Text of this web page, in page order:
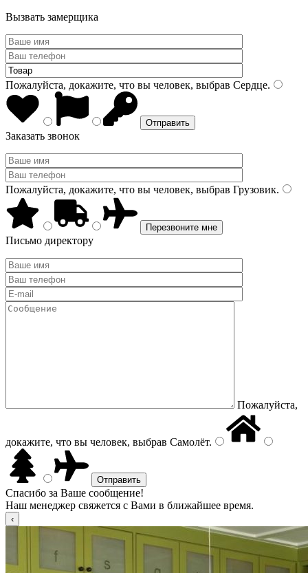
Вызвать замерщика
Пожалуйста, докажите, что вы человек, выбрав Сердце.
Заказать звонок
Пожалуйста, докажите, что вы человек, выбрав Грузовик.
Письмо директору
Пожалуйста,
докажите, что вы человек, выбрав Самолёт.
Спасибо за Ваше сообщение!
Наш менеджер свяжется с Вами в ближайшее время.